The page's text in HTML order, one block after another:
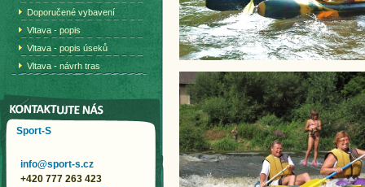
Doporučené vybavení
Vltava - popis
Vltava - popis úseků
Vltava - návrh tras
Sport-S
info@sport-s.cz
+420 777 263 423